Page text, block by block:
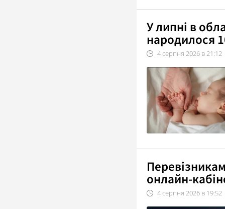
У липні в
народилося
4серпня 2026 в 21:12
онлайн-
4серпня 2026 в 19:52